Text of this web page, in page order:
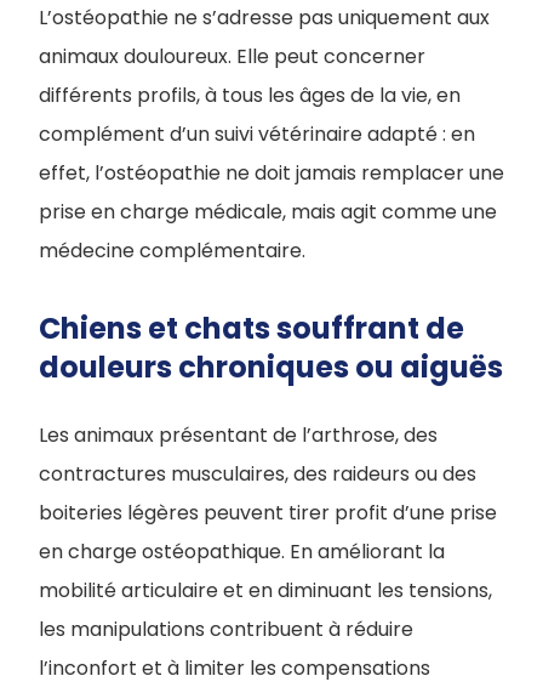
L’ostéopathie ne s’adresse pas uniquement aux
animaux douloureux. Elle peut concerner
différents profils, à tous les âges de la vie, en
complément d’un suivi vétérinaire adapté : en
effet, l’ostéopathie ne doit jamais remplacer une
prise en charge médicale, mais agit comme une
médecine complémentaire.
Chiens et chats souffrant de
douleurs chroniques ou aiguës
Les animaux présentant de l’arthrose, des
contractures musculaires, des raideurs ou des
boiteries légères peuvent tirer profit d’une prise
en charge ostéopathique. En améliorant la
mobilité articulaire et en diminuant les tensions,
les manipulations contribuent à réduire
l’inconfort et à limiter les compensations